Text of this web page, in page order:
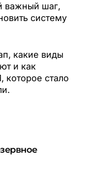
важный шаг,
систему
какие виды
и как
которое стало